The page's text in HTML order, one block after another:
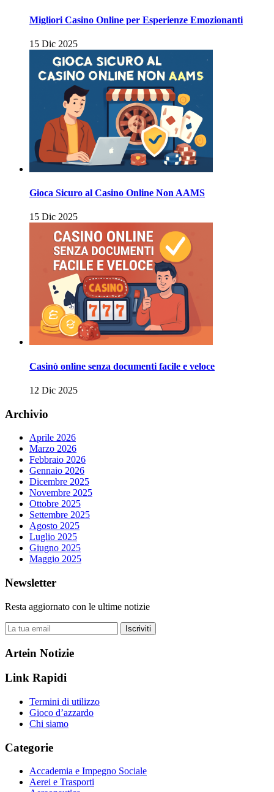
Migliori Casino Online per Esperienze Emozionanti
15 Dic 2025
Gioca Sicuro al Casino Online Non AAMS
15 Dic 2025
Casinò online senza documenti facile e veloce
12 Dic 2025
Archivio
Aprile 2026
Marzo 2026
Febbraio 2026
Gennaio 2026
Dicembre 2025
Novembre 2025
Ottobre 2025
Settembre 2025
Agosto 2025
Luglio 2025
Giugno 2025
Maggio 2025
Newsletter
Resta aggiornato con le ultime notizie
Iscriviti
Artein Notizie
Link Rapidi
Termini di utilizzo
Gioco d’azzardo
Chi siamo
Categorie
Accademia e Impegno Sociale
Aerei e Trasporti